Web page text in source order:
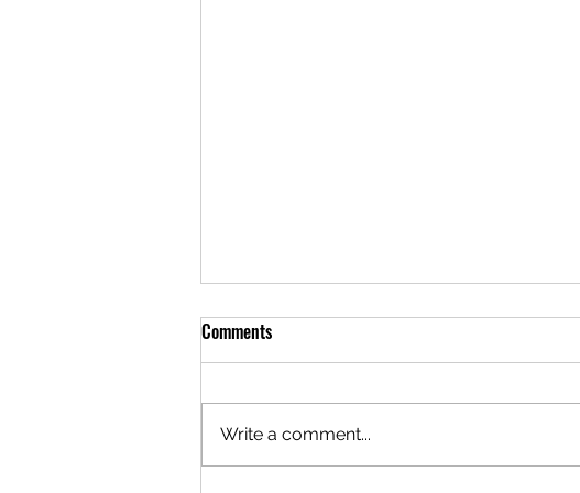
Comments
Write a comment...